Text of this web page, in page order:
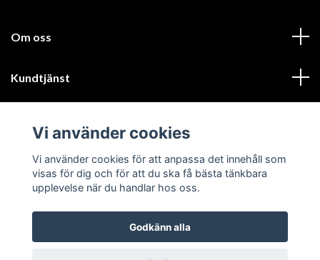
Om oss
Kundtjänst
Sociala medier
Vi använder cookies
Vi använder cookies för att anpassa det innehåll som
visas för dig och för att du ska få bästa tänkbara
upplevelse när du handlar hos oss.
Godkänn alla